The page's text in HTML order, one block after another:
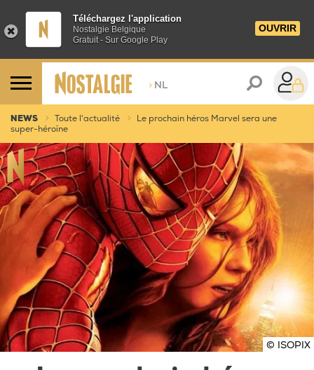
Téléchargez l'application
Nostalgie Belgique
Gratuit - Sur Google Play
OUVRIR
> NL
NEWS Toute l'actualité
Le prochain héros Marvel sera une
super-héroïne
© ISOPIX